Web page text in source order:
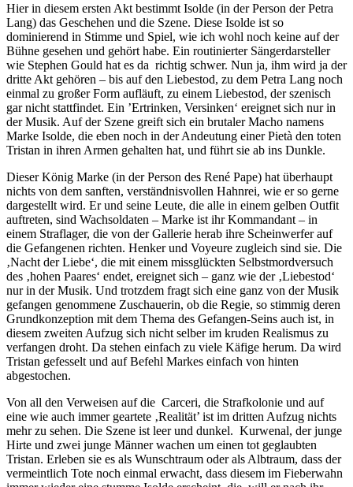
Hier in diesem ersten Akt bestimmt Isolde (in der Person der Petra
Lang) das Geschehen und die Szene. Diese Isolde ist so
dominierend in Stimme und Spiel, wie ich wohl noch keine auf der
Bühne gesehen und gehört habe. Ein routinierter Sängerdarsteller
wie Stephen Gould hat es da richtig schwer. Nun ja, ihm wird ja der
dritte Akt gehören – bis auf den Liebestod, zu dem Petra Lang noch
einmal zu großer Form aufläuft, zu einem Liebestod, der szenisch
gar nicht stattfindet. Ein ’Ertrinken, Versinken‘ ereignet sich nur in
der Musik. Auf der Szene greift sich ein brutaler Macho namens
Marke Isolde, die eben noch in der Andeutung einer Pietà den toten
Tristan in ihren Armen gehalten hat, und führt sie ab ins Dunkle.
Dieser König Marke (in der Person des René Pape) hat überhaupt
nichts von dem sanften, verständnisvollen Hahnrei, wie er so gerne
dargestellt wird. Er und seine Leute, die alle in einem gelben Outfit
auftreten, sind Wachsoldaten – Marke ist ihr Kommandant – in
einem Straflager, die von der Gallerie herab ihre Scheinwerfer auf
die Gefangenen richten. Henker und Voyeure zugleich sind sie. Die
‚Nacht der Liebe‘, die mit einem missglückten Selbstmordversuch
des ‚hohen Paares‘ endet, ereignet sich – ganz wie der ‚Liebestod‘
nur in der Musik. Und trotzdem fragt sich eine ganz von der Musik
gefangen genommene Zuschauerin, ob die Regie, so stimmig deren
Grundkonzeption mit dem Thema des Gefangen-Seins auch ist, in
diesem zweiten Aufzug sich nicht selber im kruden Realismus zu
verfangen droht. Da stehen einfach zu viele Käfige herum. Da wird
Tristan gefesselt und auf Befehl Markes einfach von hinten
abgestochen.
Von all den Verweisen auf die Carceri, die Strafkolonie und auf
eine wie auch immer geartete ‚Realität’ ist im dritten Aufzug nichts
mehr zu sehen. Die Szene ist leer und dunkel. Kurwenal, der junge
Hirte und zwei junge Männer wachen um einen tot geglaubten
Tristan. Erleben sie es als Wunschtraum oder als Albtraum, dass der
vermeintlich Tote noch einmal erwacht, dass diesem im Fieberwahn